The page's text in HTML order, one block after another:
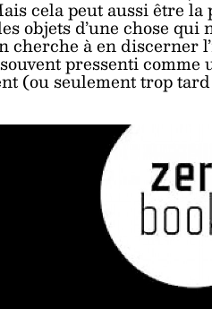
cela peut aussi être la
objets d’une chose qui
cherche à en discerner
pressenti comme
(ou seulement trop